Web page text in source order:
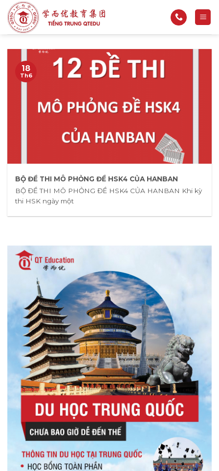
qua
nội
BỘ ĐỀ THI MÔ PHỎNG ĐỀ HSK4 CỦA HANBAN
BỘ ĐỀ THI MÔ PHỎNG ĐỀ HSK4 CỦA HANBAN Khi kỳ
thi HSK ngày một
18
Th6